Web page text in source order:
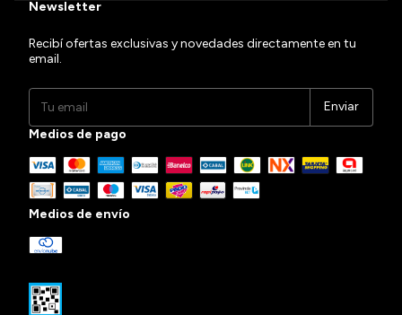
Newsletter
Recibí ofertas exclusivas y novedades directamente en tu
email.
Medios de pago
Medios de envío